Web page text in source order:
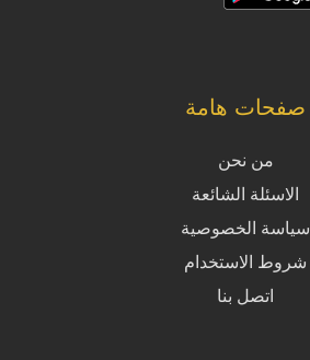
صفحات هامة
من نحن
الاسئلة الشائعة
سياسة الخصوصية
شروط الاستخدام
اتصل بنا